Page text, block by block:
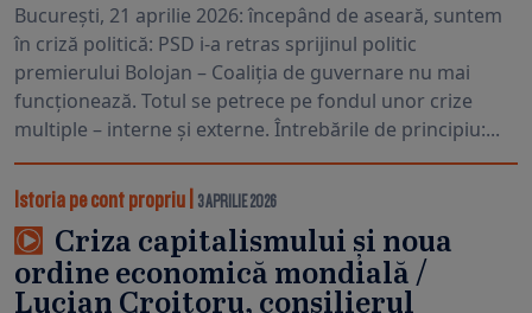
București, 21 aprilie 2026: începând de aseară, suntem
în criză politică: PSD i-a retras sprijinul politic
premierului Bolojan – Coaliția de guvernare nu mai
funcționează. Totul se petrece pe fondul unor crize
multiple – interne și externe. Întrebările de principiu:...
Istoria pe cont propriu 3 APRILIE 2026
Criza capitalismului și noua
ordine economică mondială /
Lucian Croitoru, consilierul